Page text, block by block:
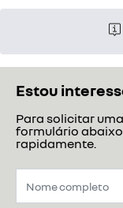
Estou
Para solicitar
formulário
rapidamente.